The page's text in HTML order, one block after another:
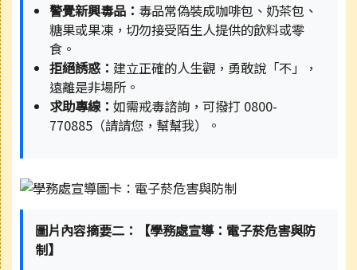
警覺新興毒品： 毒品常偽裝成咖啡包、奶茶包、
糖果或果凍，切勿接受陌生人提供的飲料或零
食。
拒絕誘惑： 建立正確的人生觀，勇敢說「不」，
遠離是非場所。
求助專線：如需戒毒諮詢，可撥打 0800-
770885（請請您，幫幫我）。
圖片內容摘要二：【學務處宣導：電子菸危害與防
制】